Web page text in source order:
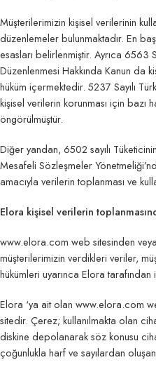
Müşterilerimizin kişisel verilerinin
düzenlemeler bulunmaktadır. En
esasları belirlenmiştir. Ayrıca 6563
Düzenlenmesi Hakkında Kanun da
hüküm içermektedir. 5237 Sayılı
kişisel verilerin korunması için bazı
öngörülmüştür.
Diğer yandan, 6502 sayılı
Mesafeli Sözleşmeler
amacıyla verilerin toplanması ve
Elora kişisel verilerin
www.elora.com web sitesinden
müşterilerimizin verdikleri veriler,
hükümleri uyarınca Elora tarafından
Elora ‘ya ait olan www.elora.com
sitedir. Çerez; kullanılmakta olan
diskine depolanarak söz konusu
çoğunlukla harf ve sayılardan